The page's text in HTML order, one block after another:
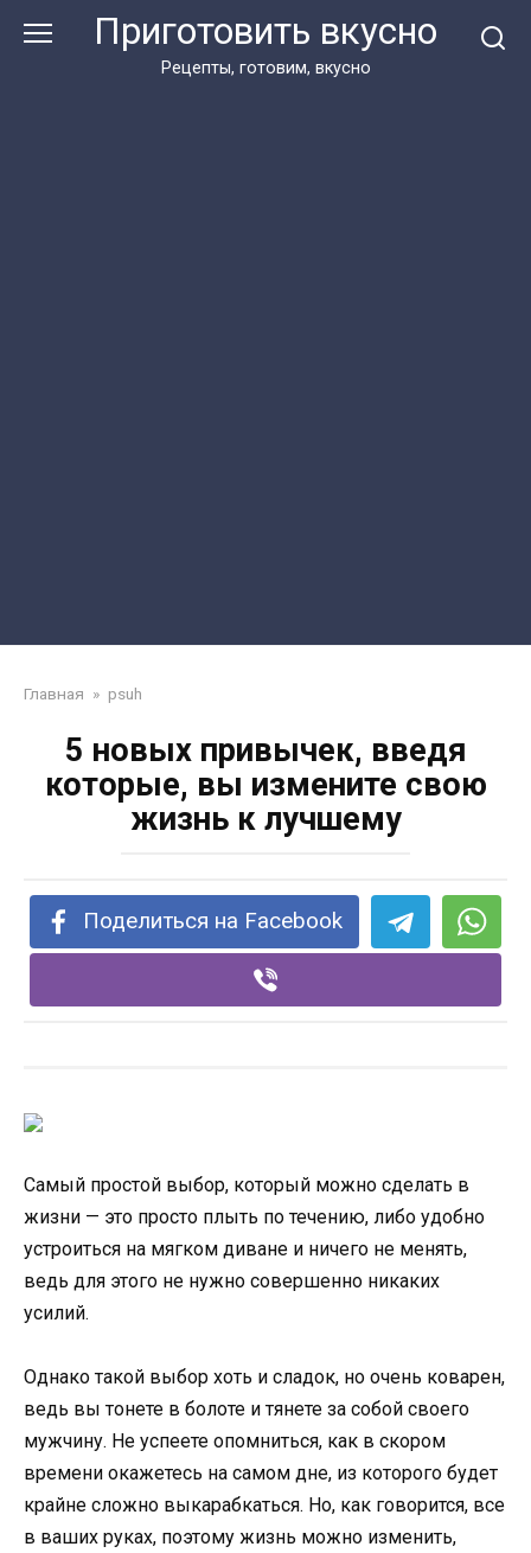
Приготовить вкусно
Рецепты, готовим, вкусно
Главная » psuh
5 новых привычек, введя
которые, вы измените свою
жизнь к лучшему
Поделиться на Facebook
Самый простой выбор, который можно сделать в
жизни — это просто плыть по течению, либо удобно
устроиться на мягком диване и ничего не менять,
ведь для этого не нужно совершенно никаких
усилий.
Однако такой выбор хоть и сладок, но очень коварен,
ведь вы тонете в болоте и тянете за собой своего
мужчину. Не успеете опомниться, как в скором
времени окажетесь на самом дне, из которого будет
крайне сложно выкарабкаться. Но, как говорится, все
в ваших руках, поэтому жизнь можно изменить,